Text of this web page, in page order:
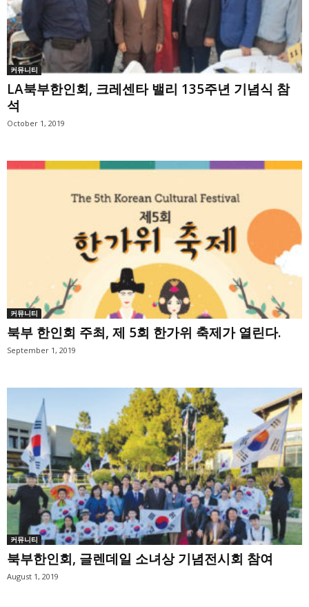
커뮤니티
LA북부한인회, 크레센타 밸리 135주년 기념식 참
석
October 1, 2019
커뮤니티
북부 한인회 주최, 제 5회 한가위 축제가 열린다.
September 1, 2019
커뮤니티
북부한인회, 글렌데일 소녀상 기념전시회 참여
August 1, 2019